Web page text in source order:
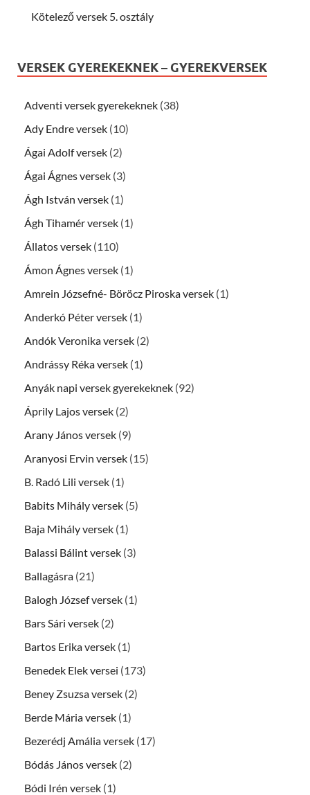
Kötelező versek 5. osztály
VERSEK GYEREKEKNEK – GYEREKVERSEK
Adventi versek gyerekeknek (38)
Ady Endre versek (10)
Ágai Adolf versek (2)
Ágai Ágnes versek (3)
Ágh István versek (1)
Ágh Tihamér versek (1)
Állatos versek (110)
Ámon Ágnes versek (1)
Amrein Józsefné- Böröcz Piroska versek (1)
Anderkó Péter versek (1)
Andók Veronika versek (2)
Andrássy Réka versek (1)
Anyák napi versek gyerekeknek (92)
Áprily Lajos versek (2)
Arany János versek (9)
Aranyosi Ervin versek (15)
B. Radó Lili versek (1)
Babits Mihály versek (5)
Baja Mihály versek (1)
Balassi Bálint versek (3)
Ballagásra (21)
Balogh József versek (1)
Bars Sári versek (2)
Bartos Erika versek (1)
Benedek Elek versei (173)
Beney Zsuzsa versek (2)
Berde Mária versek (1)
Bezerédj Amália versek (17)
Bódás János versek (2)
Bódi Irén versek (1)